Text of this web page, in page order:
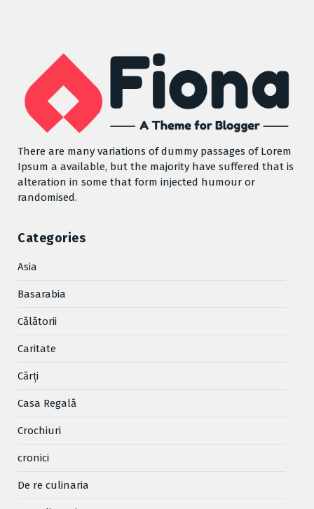
There are many variations of dummy passages of Lorem
Ipsum a available, but the majority have suffered that is
alteration in some that form injected humour or
randomised.
Categories
Asia
Basarabia
Cǎlǎtorii
Caritate
Cărţi
Casa Regală
Crochiuri
cronici
De re culinaria